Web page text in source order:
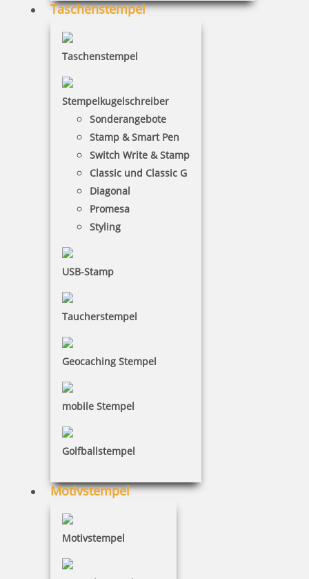
Taschenstempel
Taschenstempel
Stempelkugelschreiber
Sonderangebote
Stamp & Smart Pen
Switch Write & Stamp
Classic und Classic G
Diagonal
Promesa
Styling
USB-Stamp
Taucherstempel
Geocaching Stempel
mobile Stempel
Golfballstempel
Motivstempel
Motivstempel
Trodat Datenschutzstempel
16,55 €
ID Protecor Nachfülltinte von Trodat 3er-Pack schwarz
9,47 €